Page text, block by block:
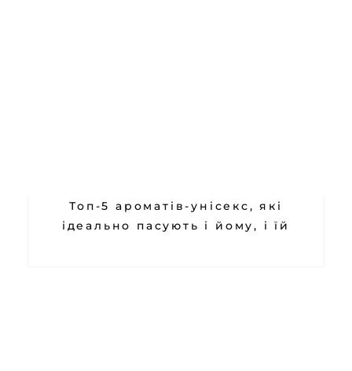
Топ-5 ароматів-унісекс, які
ідеально пасують і йому, і їй